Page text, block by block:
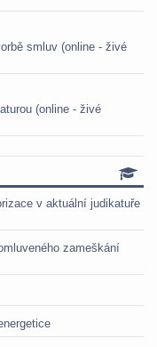
smluv (online - živé
(online - živé
v aktuální judikatuře
zameškání